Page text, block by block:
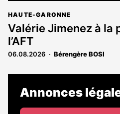
HAUTE-GARONNE
Valérie Jimenez à la
l’AFT
06.08.2026 Bérengère BOSI
Annonces